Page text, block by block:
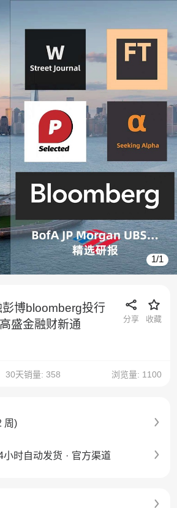
1/1
博bloomberg投行
盛金融财新通
分享 收藏
30天销量: 358 浏览量: 1100
周)
小时自动发货 · 官方渠道